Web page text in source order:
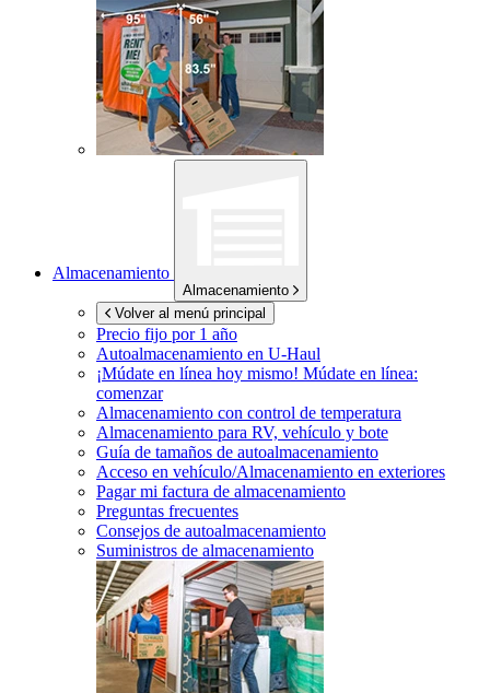
Almacenamiento
Almacenamiento
Volver al menú principal
Precio fijo por 1 año
Autoalmacenamiento en U-Haul
¡Múdate en línea hoy mismo! Múdate en línea:
comenzar
Almacenamiento con control de temperatura
Almacenamiento para RV, vehículo y bote
Guía de tamaños de autoalmacenamiento
Acceso en vehículo/Almacenamiento en exteriores
Pagar mi factura de almacenamiento
Preguntas frecuentes
Consejos de autoalmacenamiento
Suministros de almacenamiento